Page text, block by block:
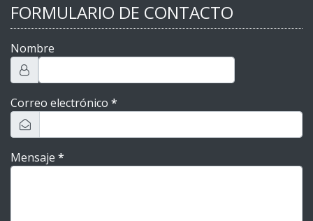
FORMULARIO DE CONTACTO
Nombre
Correo electrónico *
Mensaje *